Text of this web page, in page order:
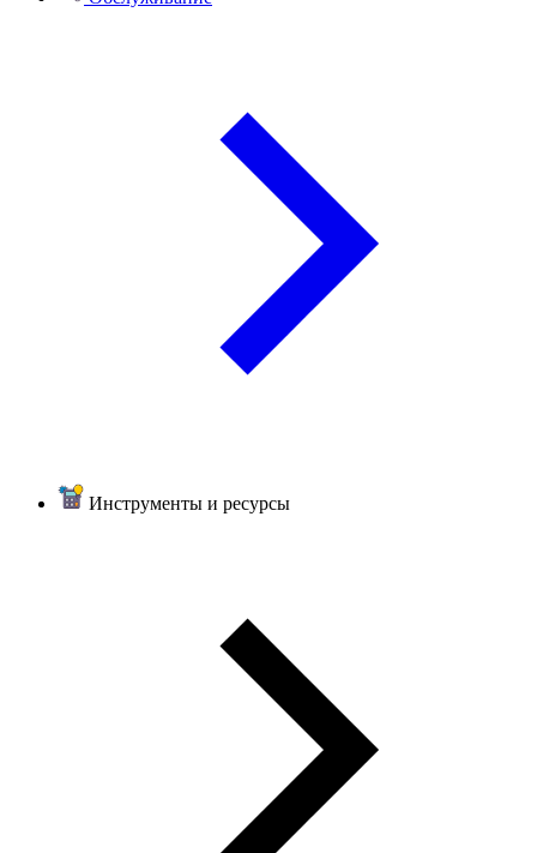
Инструменты и ресурсы